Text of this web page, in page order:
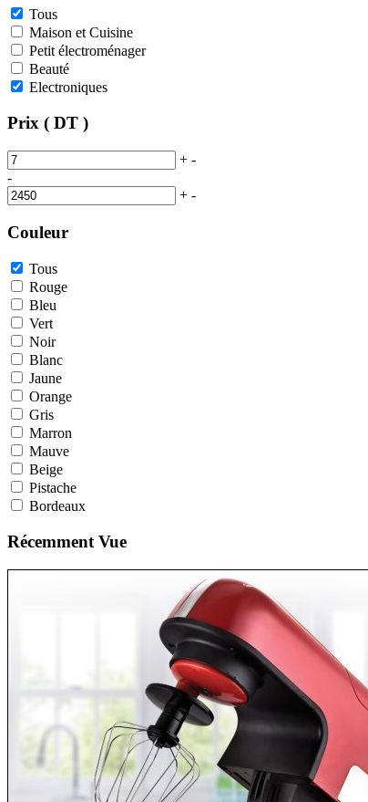
Tous
Maison et Cuisine
Petit électroménager
Beauté
Electroniques
Prix ( DT )
+ -
-
+ -
Couleur
Tous
Rouge
Bleu
Vert
Noir
Blanc
Jaune
Orange
Gris
Marron
Mauve
Beige
Pistache
Bordeaux
Récemment Vue